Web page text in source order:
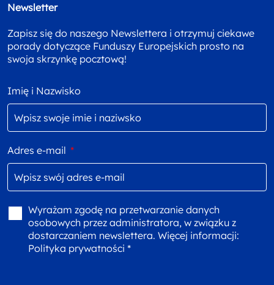
Newsletter
Zapisz się do naszego Newslettera i otrzymuj ciekawe
porady dotyczące Funduszy Europejskich prosto na
swoja skrzynkę pocztową!
Imię i Nazwisko
Adres e-mail *
Wyrażam zgodę na przetwarzanie danych
osobowych przez administratora, w związku z
dostarczaniem newslettera. Więcej informacji:
Polityka prywatności *